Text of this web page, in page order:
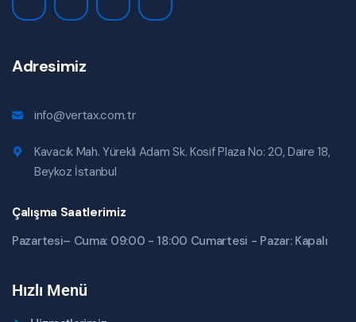
Adresimiz
info@vertax.com.tr
Kavacık Mah. Yürekli Adam Sk. Kosif Plaza No: 20, Daire 18,
Beykoz İstanbul
Çalışma Saatlerimiz
Pazartesi– Cuma: 09:00 - 18:00 Cumartesi - Pazar: Kapalı
Hızlı Menü